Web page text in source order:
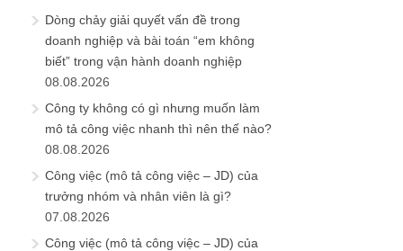
Dòng chảy giải quyết vấn đề trong
doanh nghiệp và bài toán “em không
biết” trong vận hành doanh nghiệp
08.08.2026
Công ty không có gì nhưng muốn làm
mô tả công việc nhanh thì nên thế nào?
08.08.2026
Công việc (mô tả công việc – JD) của
trưởng nhóm và nhân viên là gì?
07.08.2026
Công việc (mô tả công việc – JD) của